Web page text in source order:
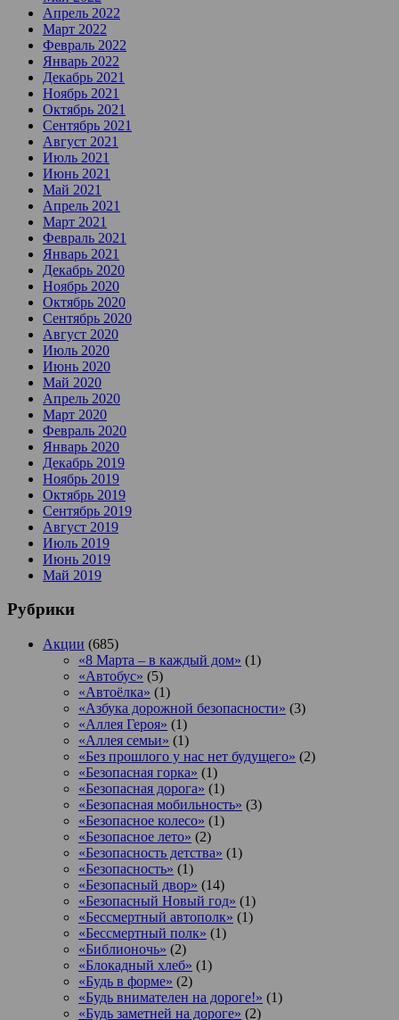
Апрель 2022
Март 2022
Февраль 2022
Январь 2022
Декабрь 2021
Ноябрь 2021
Октябрь 2021
Сентябрь 2021
Август 2021
Июль 2021
Июнь 2021
Май 2021
Апрель 2021
Март 2021
Февраль 2021
Январь 2021
Декабрь 2020
Ноябрь 2020
Октябрь 2020
Сентябрь 2020
Август 2020
Июль 2020
Июнь 2020
Май 2020
Апрель 2020
Март 2020
Февраль 2020
Январь 2020
Декабрь 2019
Ноябрь 2019
Октябрь 2019
Сентябрь 2019
Август 2019
Июль 2019
Июнь 2019
Май 2019
Рубрики
Акции (685)
«8 Марта – в каждый дом» (1)
«Автобус» (5)
«Автоёлка» (1)
«Азбука дорожной безопасности» (3)
«Аллея Героя» (1)
«Аллея семьи» (1)
«Без прошлого у нас нет будущего» (2)
«Безопасная горка» (1)
«Безопасная дорога» (1)
«Безопасная мобильность» (3)
«Безопасное колесо» (1)
«Безопасное лето» (2)
«Безопасность детства» (1)
«Безопасность» (1)
«Безопасный двор» (14)
«Безопасный Новый год» (1)
«Бессмертный автополк» (1)
«Бессмертный полк» (1)
«Библионочь» (2)
«Блокадный хлеб» (1)
«Будь в форме» (2)
«Будь внимателен на дороге!» (1)
«Будь заметней на дороге» (2)